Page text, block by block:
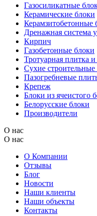
Газосиликатные
Керамические блоки
Керамзитобетонные
Дренажная система
Кирпич
Газобетонные блоки
Тротуарная плитка
Сухие строительные
Пазогребневые
Крепеж
Блоки из ячеистого
Белорусские блоки
Производители
О нас
О нас
О Компании
Отзывы
Блог
Новости
Наши клиенты
Наши объекты
Контакты